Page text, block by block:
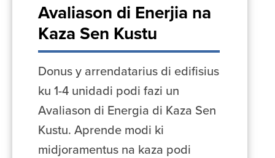
Avaliason di Enerjia na
Kaza Sen Kustu
Donus y arrendatarius di edifisius
ku 1-4 unidadi podi fazi un
Avaliason di Energia di Kaza Sen
Kustu. Aprende modi ki
midjoramentus na kaza podi